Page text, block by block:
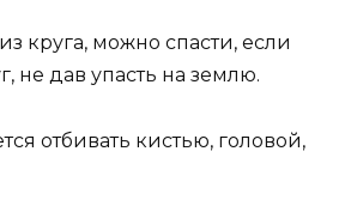
круга, можно спасти, если
не дав упасть на землю.
отбивать кистью, головой,